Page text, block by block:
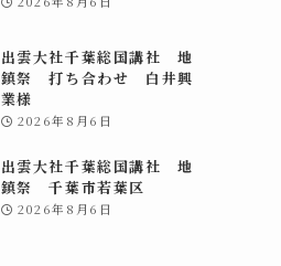
出雲大社千葉総国講社 地
鎮祭 打ち合わせ 白井興
業様
2026年8月6日
出雲大社千葉総国講社 地
鎮祭 千葉市若葉区
2026年8月6日